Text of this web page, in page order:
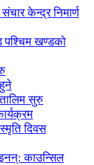
केन्द्र निमार्ण
पश्चिम खण्डको
तालिम सुरु
दिवस
काउन्सिल